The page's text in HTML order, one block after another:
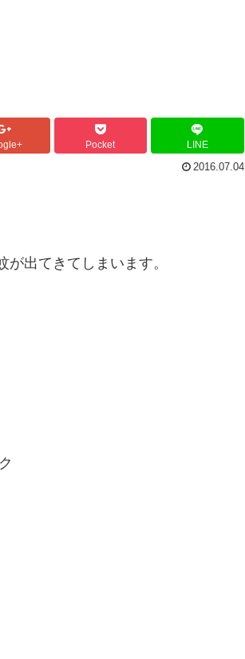
Pocket LINE
2016.07.04
出てきてしまいます。